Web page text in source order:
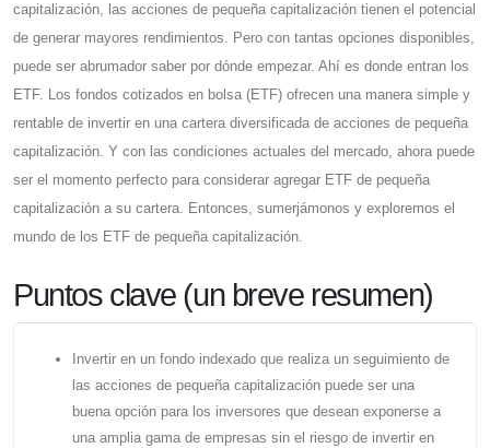
capitalización, las acciones de pequeña capitalización tienen el potencial
de generar mayores rendimientos. Pero con tantas opciones disponibles,
puede ser abrumador saber por dónde empezar. Ahí es donde entran los
ETF. Los fondos cotizados en bolsa (ETF) ofrecen una manera simple y
rentable de invertir en una cartera diversificada de acciones de pequeña
capitalización. Y con las condiciones actuales del mercado, ahora puede
ser el momento perfecto para considerar agregar ETF de pequeña
capitalización a su cartera. Entonces, sumerjámonos y exploremos el
mundo de los ETF de pequeña capitalización.
Puntos clave (un breve resumen)
Invertir en un fondo indexado que realiza un seguimiento de
las acciones de pequeña capitalización puede ser una
buena opción para los inversores que desean exponerse a
una amplia gama de empresas sin el riesgo de invertir en